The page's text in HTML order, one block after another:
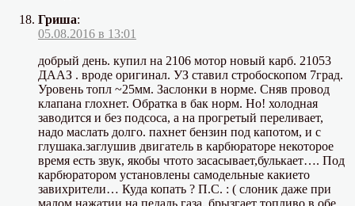
Гриша:
05.08.2016 в 13:01
добрый день. купил на 2106 мотор новый карб. 21053
ДААЗ . вроде оригинал. УЗ ставил стробоскопом 7град.
Уровень топл ~25мм. Заслонки в норме. Сняв провод
клапана глохнет. Обратка в бак норм. Но! холодная
заводится и без подсоса, а на прогретый переливает,
надо маслать долго. пахнет бензин под капотом, и с
глушака.заглушив двигатель в карбюраторе некоторое
время есть звук, якобы чтото засасывает,булькает…. Под
карбюратором установлены самодельные какието
завихрители… Куда копать ? П.С. : ( слоник даже при
малом нажатии на педаль газа, брызгает топливо в обе